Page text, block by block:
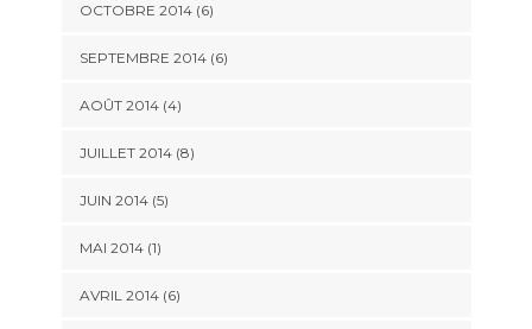
OCTOBRE 2014 (6)
SEPTEMBRE 2014 (6)
AOÛT 2014 (4)
JUILLET 2014 (8)
JUIN 2014 (5)
MAI 2014 (1)
AVRIL 2014 (6)